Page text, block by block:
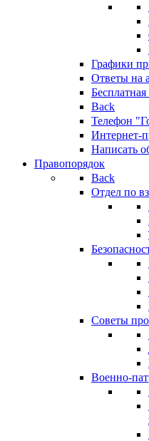
Графики
Ответы на
Back
Телефон
Интернет-
Написать
Правопорядок
Back
Отдел по
Советы
Военно-